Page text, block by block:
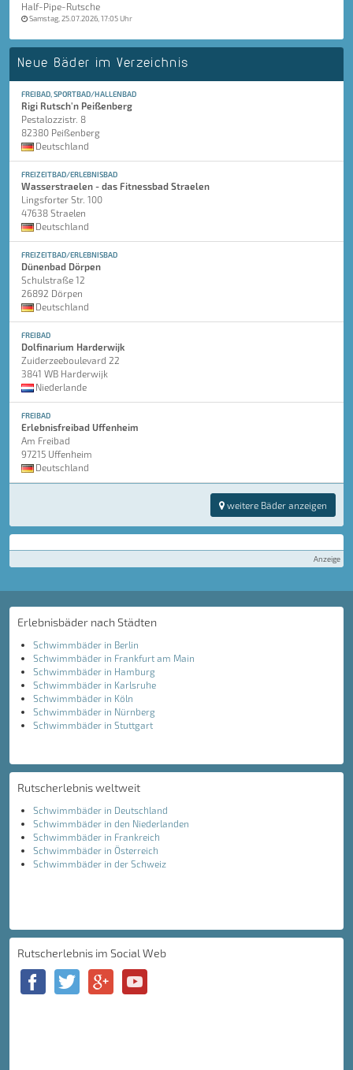
Half-Pipe-Rutsche
Samstag, 25.07.2026, 17:05 Uhr
Neue Bäder im Verzeichnis
FREIBAD, SPORTBAD/HALLENBAD
Rigi Rutsch'n Peißenberg
Pestalozzistr. 8
82380 Peißenberg
Deutschland
FREIZEITBAD/ERLEBNISBAD
Wasserstraelen - das Fitnessbad Straelen
Lingsforter Str. 100
47638 Straelen
Deutschland
FREIZEITBAD/ERLEBNISBAD
Dünenbad Dörpen
Schulstraße 12
26892 Dörpen
Deutschland
FREIBAD
Dolfinarium Harderwijk
Zuiderzeeboulevard 22
3841 WB Harderwijk
Niederlande
FREIBAD
Erlebnisfreibad Uffenheim
Am Freibad
97215 Uffenheim
Deutschland
weitere Bäder anzeigen
Anzeige
Erlebnisbäder nach Städten
Schwimmbäder in Berlin
Schwimmbäder in Frankfurt am Main
Schwimmbäder in Hamburg
Schwimmbäder in Karlsruhe
Schwimmbäder in Köln
Schwimmbäder in Nürnberg
Schwimmbäder in Stuttgart
Rutscherlebnis weltweit
Schwimmbäder in Deutschland
Schwimmbäder in den Niederlanden
Schwimmbäder in Frankreich
Schwimmbäder in Österreich
Schwimmbäder in der Schweiz
Rutscherlebnis im Social Web